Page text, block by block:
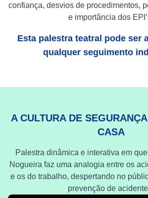
confiança, desvios de procedimentos,
e importância dos
Esta palestra teatral pode ser
qualquer seguimento
A CULTURA DE
CASA
Palestra dinâmica e interativa em
Nogueira faz uma analogia entre os
e os do trabalho, despertando no
prevenção de